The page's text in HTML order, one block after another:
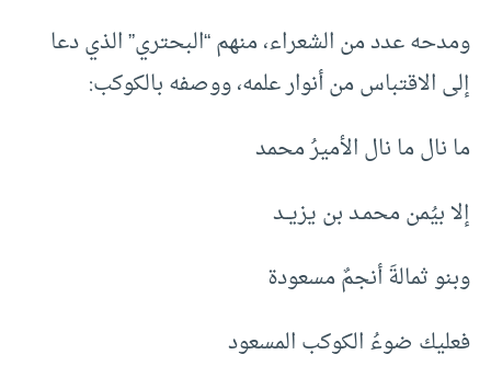
ومدحه عدد من الشعراء، منهم “البحتري” الذي دعا
إلى الاقتباس من أنوار علمه، ووصفه بالكوكب:
ما نال ما نال الأميرُ محمد
إلا بيُمن محمـد بن يزيــد
وبنو ثمالةَ أنجمٌ مسعودة
فعليك ضوءُ الكوكب المسعود